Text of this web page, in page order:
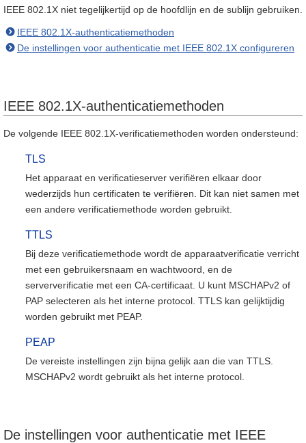
IEEE 802.1X niet tegelijkertijd op de hoofdlijn en de sublijn gebruiken.
IEEE 802.1X-authenticatiemethoden
De instellingen voor authenticatie met IEEE 802.1X configureren
IEEE 802.1X-authenticatiemethoden
De volgende IEEE 802.1X-verificatiemethoden worden ondersteund:
TLS
Het apparaat en verificatieserver verifiëren elkaar door
wederzijds hun certificaten te verifiëren. Dit kan niet samen met
een andere verificatiemethode worden gebruikt.
TTLS
Bij deze verificatiemethode wordt de apparaatverificatie verricht
met een gebruikersnaam en wachtwoord, en de
serververificatie met een CA-certificaat. U kunt MSCHAPv2 of
PAP selecteren als het interne protocol. TTLS kan gelijktijdig
worden gebruikt met PEAP.
PEAP
De vereiste instellingen zijn bijna gelijk aan die van TTLS.
MSCHAPv2 wordt gebruikt als het interne protocol.
De instellingen voor authenticatie met IEEE